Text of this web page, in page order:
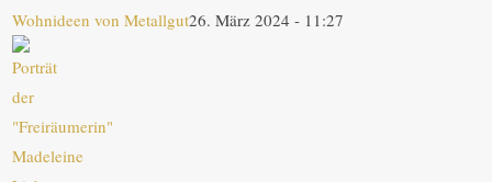
Wohnideen von Metallgut26. März 2024 - 11:27